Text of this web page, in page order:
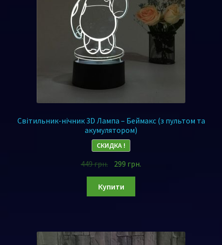
Світильник-нічник 3D Лампа – Беймакс (з пультом та
акумулятором)
СКИДКА !
449грн. 299 грн.
Купити